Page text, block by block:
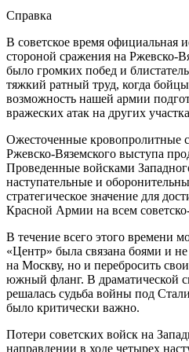
Справка
В советское время официальная
стороной сражения на Ржевско-
было громких побед и
тяжкий ратный труд, когда
возможность нашей армии
вражеских атак на других
Ожесточенные кровопролитные
Ржевско-Вяземского выступа
Проведенные войсками
наступательные и
стратегическое значение для
Красной Армии на всем
В течение всего этого времени
«Центр» была связана боями и не
на Москву, но и перебросить
южный фланг. В драматической
решалась судьба войны под
было критически важно.
Потери советских войск на
направлении в ходе четырех